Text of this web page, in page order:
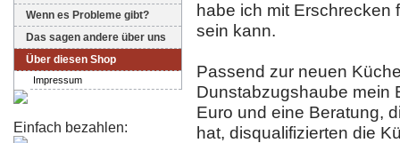
Wenn es Probleme gibt?
Das sagen andere über uns
Über diesen Shop
Impressum
Einfach bezahlen:
habe ich mit Erschrecken
sein kann.
Passend zur neuen
Dunstabzugshaube mein
Euro und eine Beratung,
hat, disqualifizierten die